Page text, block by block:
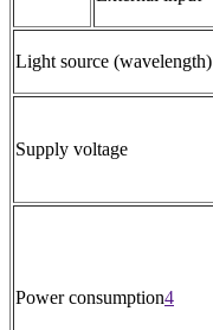
Light source (wavelength)
Supply voltage
Power consumption4